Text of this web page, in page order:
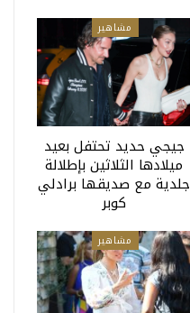
مشاهير
جيجي حديد تحتفل بعيد
ميلادها الثلاثين بإطلالة
جلدية مع صديقها برادلي
كوبر
مشاهير